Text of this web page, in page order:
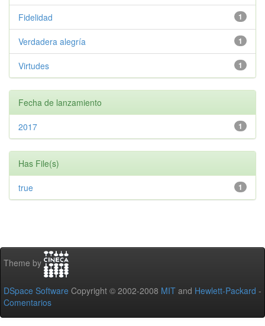
1
Fidelidad
1
Verdadera alegría
1
Virtudes
Fecha de lanzamiento
1
2017
Has File(s)
1
true
Theme by
DSpace Software Copyright © 2002-2008 MIT and Hewlett-Packard -
Comentarios